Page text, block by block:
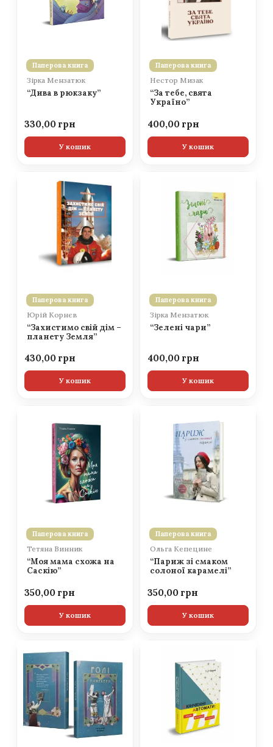
Паперова книга
Зірка Мензатюк
“Дива в рюкзаку”
330,00
У кошик
Паперова книга
Нестор Мизак
“За тебе, свята
Україно”
400,00
У кошик
Паперова книга
Юрій Корнєв
“Захистимо свій дім –
планету Земля”
430,00
У кошик
Паперова книга
Зірка Мензатюк
“Зелені чари”
400,00
У кошик
Паперова книга
Тетяна Винник
“Моя мама схожа на
Саскію”
350,00
У кошик
Паперова книга
Ольга Кепецине
“Париж зі смаком
солоної карамелі”
350,00
У кошик